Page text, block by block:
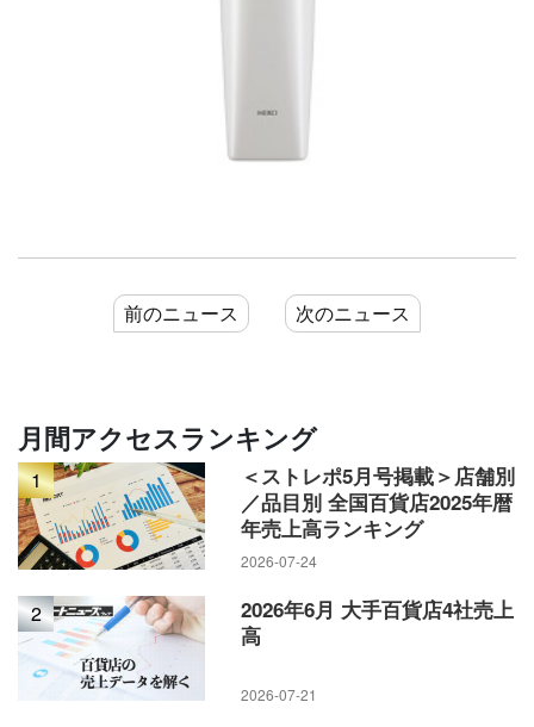
前のニュース 次のニュース
月間アクセスランキング
1
＜ストレポ5月号掲載＞店舗別
／品目別 全国百貨店2025年暦
年売上高ランキング
2026-07-24
2
2026年6月 大手百貨店4社売上
高
2026-07-21